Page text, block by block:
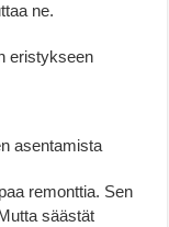
ne.
eristykseen
asentamista
remonttia. Sen
säästät